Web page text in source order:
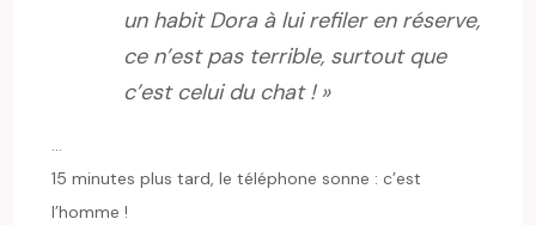
un habit Dora à lui refiler en réserve,
ce n’est pas terrible, surtout que
c’est celui du chat ! »
…
15 minutes plus tard, le téléphone sonne : c’est
l’homme !